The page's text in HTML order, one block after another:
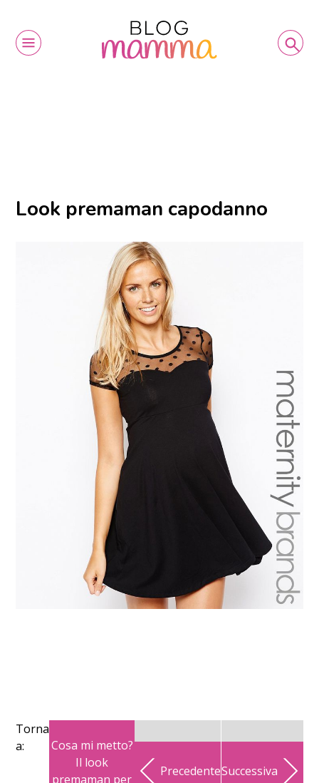
Look premaman capodanno
Torna
a:
Cosa mi metto?
Il look
premaman per
PrecedenteSuccessiva